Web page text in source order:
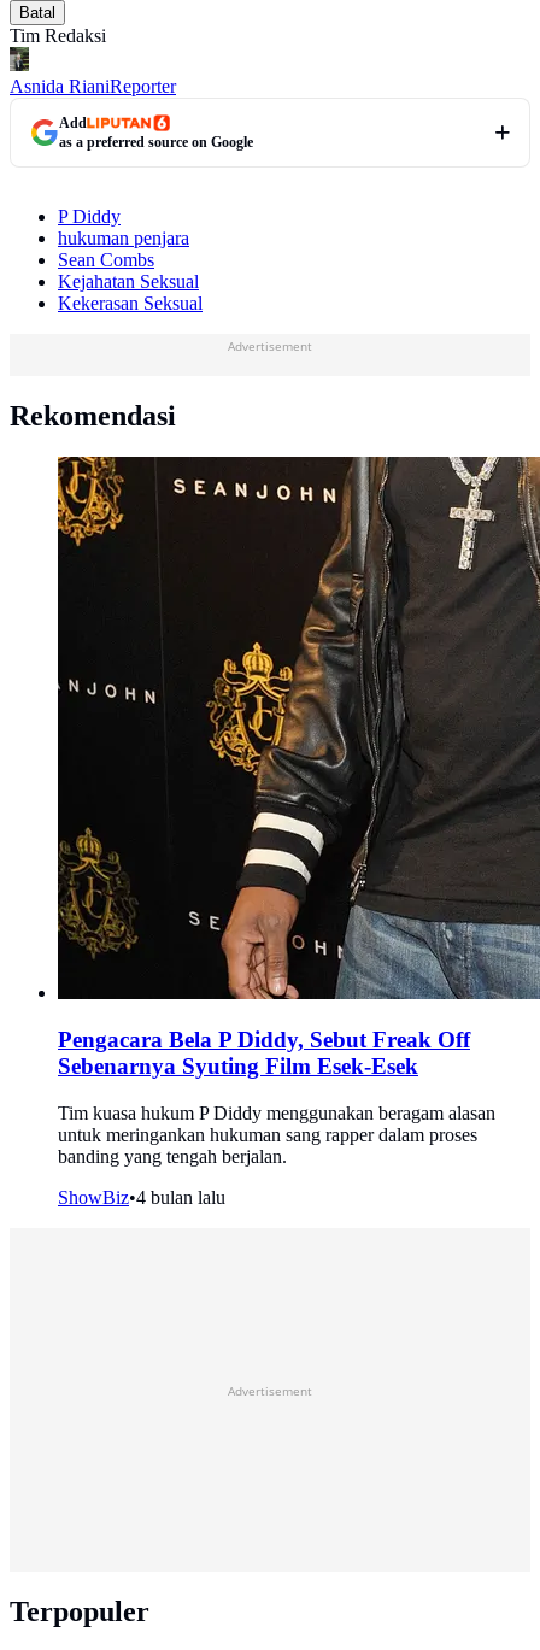
Batal
Tim Redaksi
Asnida RianiReporter
Add
as a preferred source on Google
P Diddy
hukuman penjara
Sean Combs
Kejahatan Seksual
Kekerasan Seksual
Advertisement
Rekomendasi
Pengacara Bela P Diddy, Sebut Freak Off
Sebenarnya Syuting Film Esek-Esek
Tim kuasa hukum P Diddy menggunakan beragam alasan
untuk meringankan hukuman sang rapper dalam proses
banding yang tengah berjalan.
ShowBiz•4 bulan lalu
Advertisement
Terpopuler